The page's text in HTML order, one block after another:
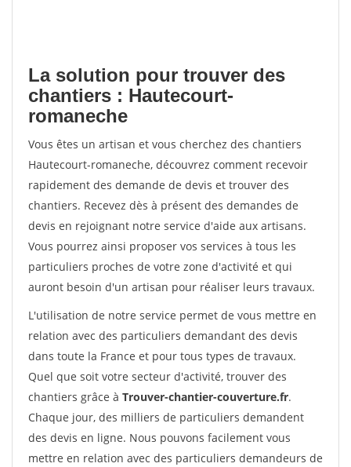
La solution pour trouver des
chantiers : Hautecourt-
romaneche
Vous êtes un artisan et vous cherchez des chantiers
Hautecourt-romaneche, découvrez comment recevoir
rapidement des demande de devis et trouver des
chantiers. Recevez dès à présent des demandes de
devis en rejoignant notre service d'aide aux artisans.
Vous pourrez ainsi proposer vos services à tous les
particuliers proches de votre zone d'activité et qui
auront besoin d'un artisan pour réaliser leurs travaux.
L'utilisation de notre service permet de vous mettre en
relation avec des particuliers demandant des devis
dans toute la France et pour tous types de travaux.
Quel que soit votre secteur d'activité, trouver des
chantiers grâce à Trouver-chantier-couverture.fr.
Chaque jour, des milliers de particuliers demandent
des devis en ligne. Nous pouvons facilement vous
mettre en relation avec des particuliers demandeurs de